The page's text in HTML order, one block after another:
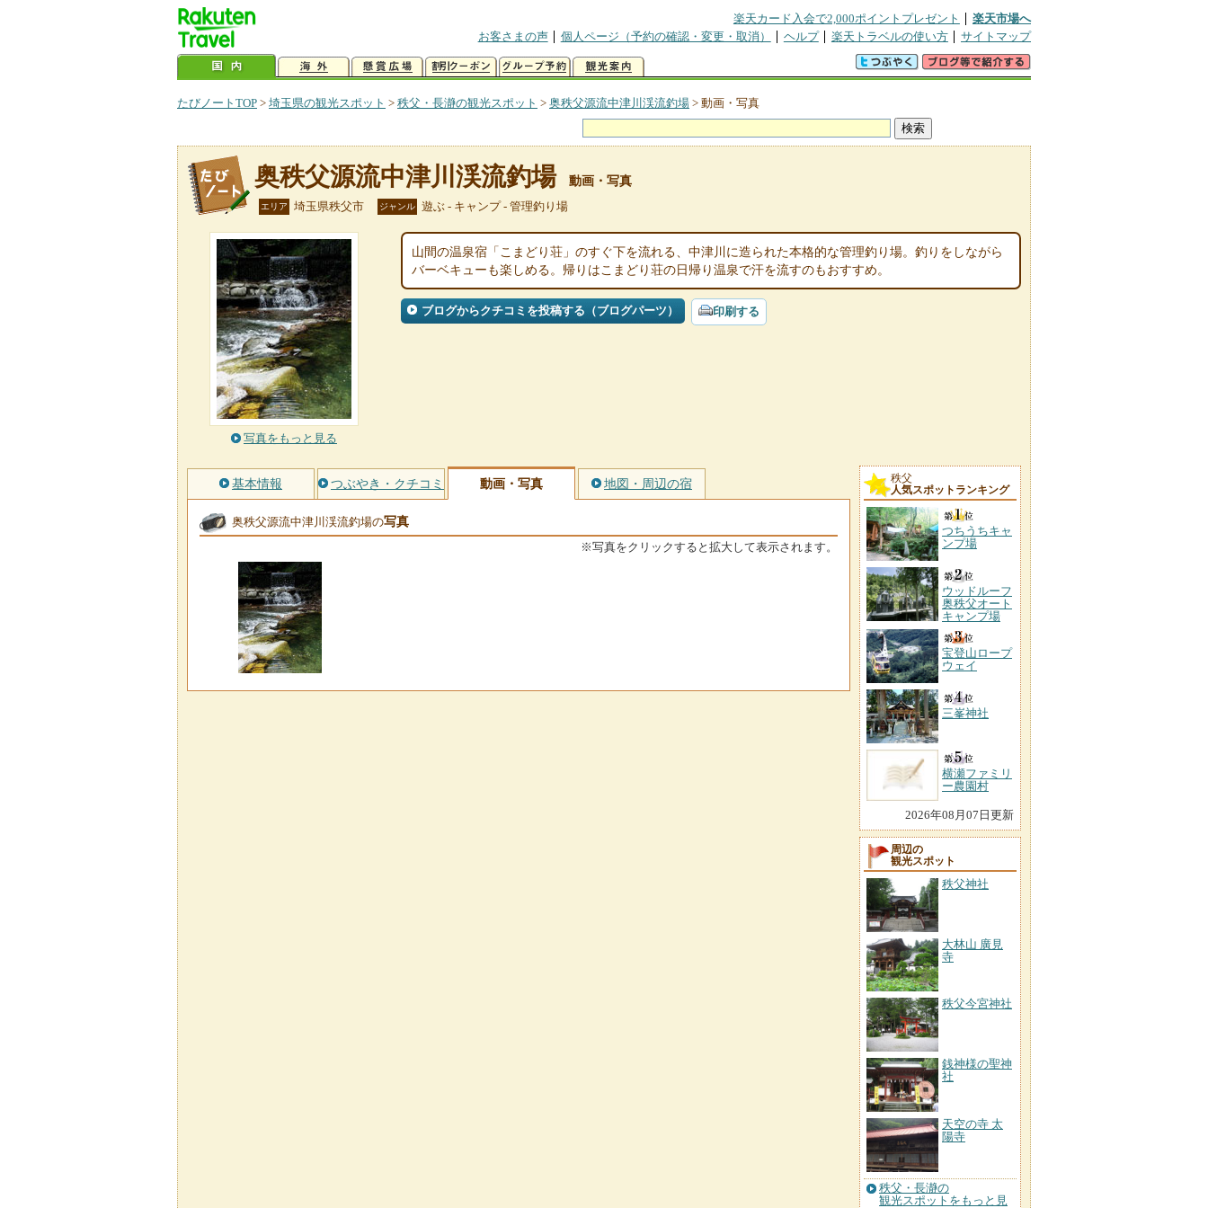
楽天カード入会で2,000ポイントプレゼント
楽天市場へ
お客さまの声
個人ページ（予約の確認・変更・取消） ヘルプ 楽天トラベルの使い方 サイトマップ
たびノートTOP > 埼玉県の観光スポット > 秩父・長瀞の観光スポット > 奥秩父源流中津川渓流釣場 > 動画・写真
奥秩父源流中津川渓流釣場 動画・写真
エリア 埼玉県秩父市 ジャンル 遊ぶ - キャンプ - 管理釣り場
写真をもっと見る
山間の温泉宿「こまどり荘」のすぐ下を流れる、中津川に造られた本格的な管理釣り場。釣りをしながら
バーベキューも楽しめる。帰りはこまどり荘の日帰り温泉で汗を流すのもおすすめ。
ブログからクチコミを投稿する（ブログパーツ） 印刷する
基本情報 つぶやき・クチコミ 動画・写真 地図・周辺の宿
奥秩父源流中津川渓流釣場の写真
※写真をクリックすると拡大して表示されます。
秩父
人気スポットランキング
つちうちキャ
ンプ場
ウッドルーフ
奥秩父オート
キャンプ場
宝登山ロープ
ウェイ
三峯神社
横瀬ファミリ
ー農園村
2026年08月07日更新
周辺の
観光スポット
秩父神社
大林山 廣見
寺
秩父今宮神社
銭神様の聖神
社
天空の寺 太
陽寺
秩父・長瀞の
観光スポットをもっと見